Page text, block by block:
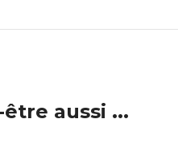
aussi ...